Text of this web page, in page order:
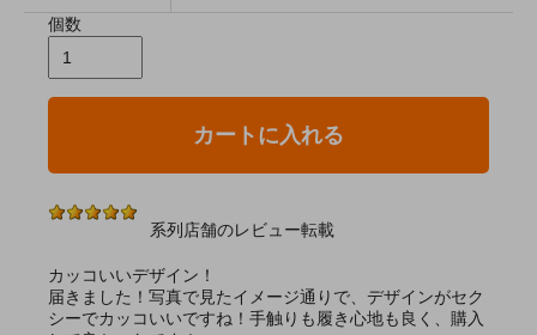
個数
カートに入れる
系列店舗のレビュー転載
カッコいいデザイン！
届きました！写真で見たイメージ通りで、デザインがセク
シーでカッコいいですね！手触りも履き心地も良く、購入